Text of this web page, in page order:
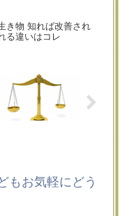
き物 知れば改善され
る違いはコレ
もお気軽にどう